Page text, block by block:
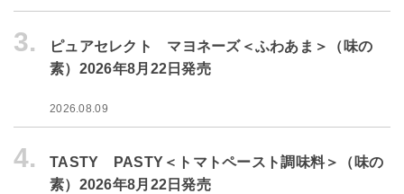
3.
ピュアセレクト マヨネーズ＜ふわあま＞（味の
素）2026年8月22日発売
2026.08.09
4.
TASTY PASTY＜トマトペースト調味料＞（味の
素）2026年8月22日発売